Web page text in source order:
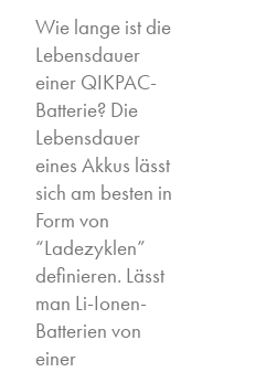
Wie lange ist die
Lebensdauer
einer QIKPAC-
Batterie? Die
Lebensdauer
eines Akkus lässt
sich am besten in
Form von
“Ladezyklen”
definieren. Lässt
man Li-Ionen-
Batterien von
einer